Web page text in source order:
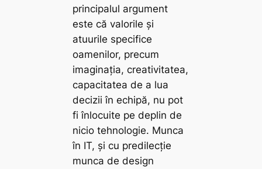
principalul argument
este că valorile și
atuurile specifice
oamenilor, precum
imaginația, creativitatea,
capacitatea de a lua
decizii în echipă, nu pot
fi înlocuite pe deplin de
nicio tehnologie. Munca
în IT, și cu predilecție
munca de design